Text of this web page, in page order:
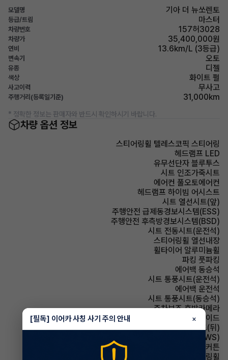
모델명 기아 더 뉴쏘렌토
등급/트림 마스터
차량번호 157허3028
차량가 35,400,000원
연비 13.6km/L (3등급)
변속기 오토
유종 디젤
색상 화이트 펄
사고이력 무사고
주행거리(등록일기준) 31,000km
* 정확한 정보는 판매자와 반드시 확인하시기 바랍니다.
차량 옵션 정보
스티어링휠 텔레스코픽 스티어링
헤드램프 LED
유무선단자 블루투스
시트 인조가죽시트
에어컨 풀오토에어컨
헤드램프 하이빔 어시스트
시트 열선시트(앞)
주행안전 급제동경보시스템(ESS)
주행안전 후측방경보시스템(BSD)
시트 전동시트(운전석)
스티어링휠 열선내장
휠타이어 알루미늄휠
파킹 풋파킹
에어백 동승석
시트 통풍시트(운전석)
에어백 운전석
시트 통풍시트(동승석)
주차보조 후방카메라
에어백 사이드
시트 열선시트(뒤)
주행안전 차선이탈경보(LDWS)
에어백 커튼
스티어링휠 가죽스티어링휠
[필독] 이어카 사칭 사기 주의 안내 ×